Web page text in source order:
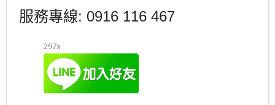
服務專線: 0916 116 467
297x